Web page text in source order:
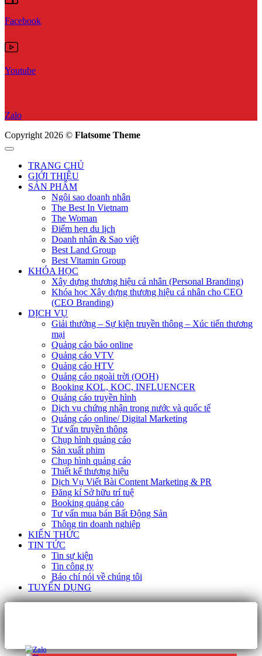
Facebook
Youtube
Zalo
Copyright 2026 © Flatsome Theme
TRANG CHỦ
GIỚI THIỆU
SẢN PHẨM
Ngôi sao doanh nhân
The Best In Vietnam
The Woman
Điểm hẹn du lịch
Doanh nhân & Sao việt
Best Land Group
Best Vitamin Group
KHÓA HỌC
Xây dựng thương hiệu cá nhân (Personal Branding)
Khóa học Xây dựng thương hiệu cá nhân cho CEO
(CEO Branding)
DỊCH VỤ
Giải thưởng – Sự kiện truyền thông – Xúc tiến thương
mại
Quảng cáo báo online
Quảng cáo VTV
Quảng cáo HTV
Quảng cáo ngoài trời (OOH)
Booking KOL, KOC, INFLUENCER
Quảng cáo truyền hình
Dịch vụ chứng nhận trong nước và quốc tế
Quảng cáo online/ Digital Marketing
Tư vấn truyền thông
Chụp hình quảng cáo
Sản xuất phim
Chụp hình quảng cáo
Thiết kế thương hiệu
Dịch Vụ Viết Bài Content Marketing & PR
Đăng kí Sở hữu trí tuệ
Booking quảng cáo
Tư vấn mua bán Bất Động Sản
Thông tin doanh nghiệp
KIẾN THỨC
TIN TỨC
Tin sự kiện
Tin công ty
Báo chí nói về chúng tôi
TUYỂN DỤNG